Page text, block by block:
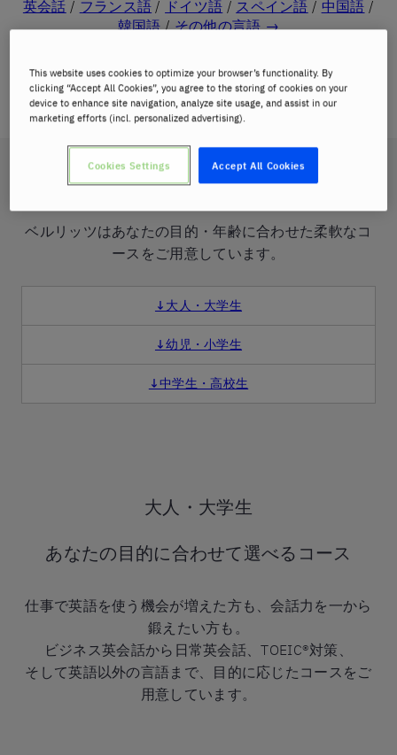
英会話 / フランス語 / ドイツ語 / スペイン語 / 中国語 /
韓国語/その他の言語 →
お問い合わせください。
コース紹介
ベルリッツはあなたの目的・年齢に合わせた柔軟なコ
ースをご用意しています。
↓大人・大学生
↓幼児・小学生
↓中学生・高校生
大人・大学生
あなたの目的に合わせて選べるコース
仕事で英語を使う機会が増えた方も、会話力を一から
鍛えたい方も。
ビジネス英会話から日常英会話、TOEIC®対策、
そして英語以外の言語まで、目的に応じたコースをご
用意しています。
This website uses cookies to optimize your browser’s functionality. By
clicking “Accept All Cookies”, you agree to the storing of cookies on your
device to enhance site navigation, analyze site usage, and assist in our
marketing efforts (incl. personalized advertising).
Accept All Cookies
Cookies Settings